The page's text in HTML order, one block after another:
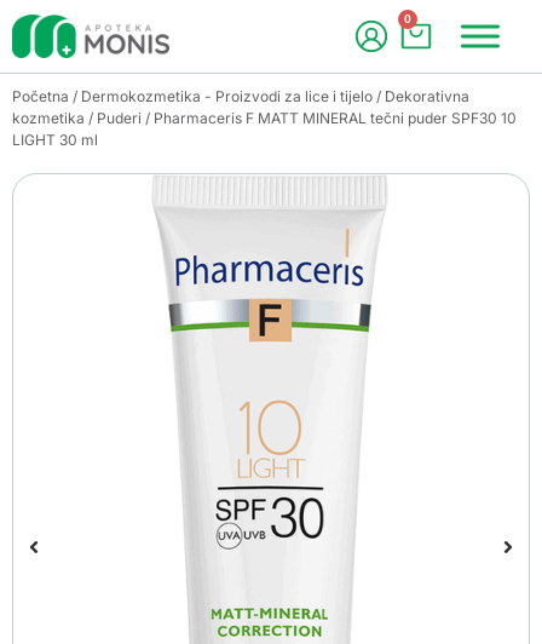
0
Početna / Dermokozmetika - Proizvodi za lice i tijelo / Dekorativna
kozmetika / Puderi / Pharmaceris F MATT MINERAL tečni puder SPF30 10
LIGHT 30 ml